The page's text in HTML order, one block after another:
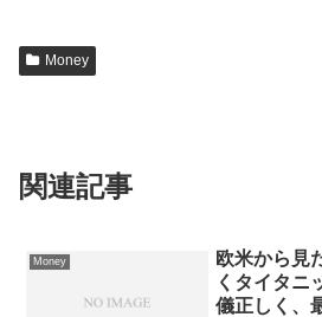
Money
関連記事
Money
欧米から見
くタイタニ
儀正しく、